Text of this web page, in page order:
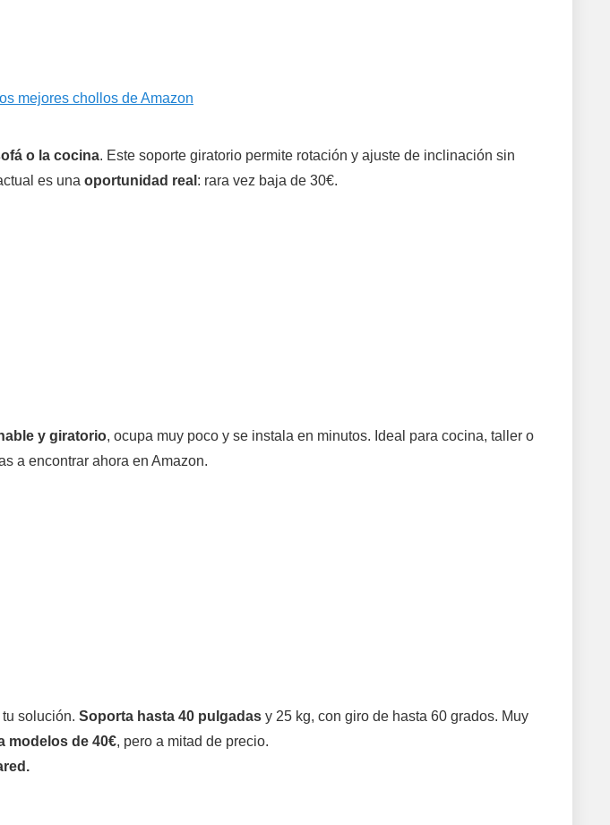
o la cocina. Este soporte giratorio permite rotación y ajuste de inclinación sin
es una oportunidad real : rara vez baja de 30€.
y giratorio, ocupa muy poco y se instala en minutos. Ideal para cocina, taller o
a encontrar ahora en Amazon.
solución. Soporta hasta 40 pulgadas y 25 kg, con giro de hasta 60 grados. Muy
modelos de 40€, pero a mitad de precio.